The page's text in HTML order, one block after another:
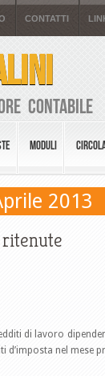
CONTATTI
Contabile
MODULI
2013
ritenute
di lavoro
nel mese